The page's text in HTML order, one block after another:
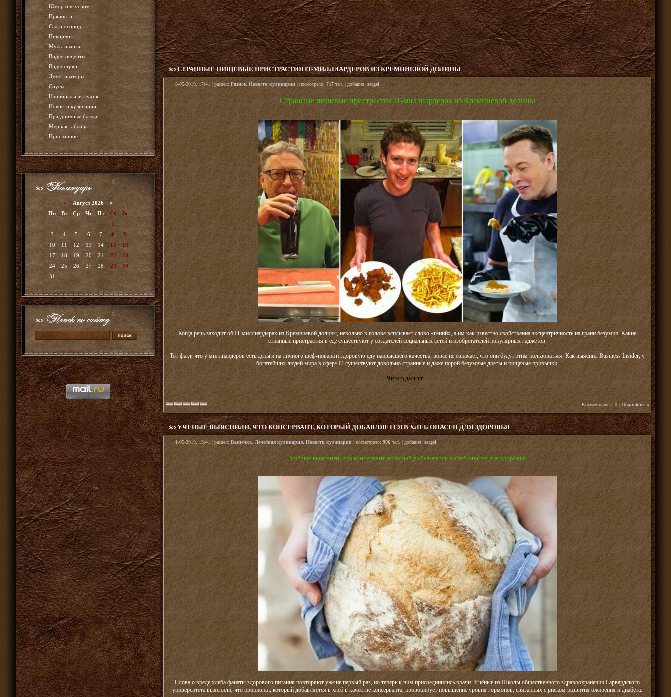
» Юмор о вкусном
» Пряности
» Сад и огород
» Пикничок
» Мультиварка
» Видео рецепты
» Видеостряп
» Демотиваторы
» Соусы
» Национальная кухня
» Новости кулинарии
» Праздничные блюда
» Мерная таблица
» Присланное
« Август 2026 »
Пн
Вт Ср Чт Пт Сб
Вс
1
2
3
4 5 6 7 8
9
10
11 12 13 14 15
16
17
18 19 20 21 22
23
24
25 26 27 28 29
30
31
СТРАННЫЕ ПИЩЕВЫЕ ПРИСТРАСТИЯ IT-МИЛЛИАРДЕРОВ ИЗ КРЕМНИЕВОЙ ДОЛИНЫ
3-05-2019, 17:41 | раздел: Разное, Новости кулинарии| посмотрело: 717чел. | добавил: sergei
Странные пищевые пристрастия IT-миллиардеров из Кремниевой долины
Когда речь заходит об IT-миллиардерах из Кремниевой долины, невольно в голове всплывает слово «гений», а им как известно свойственна эксцентричность на грани безумия. Какие
странные пристрастия в еде существуют у создателей социальных сетей и изобретателей популярных гаджетов.
Тот факт, что у миллиардеров есть деньги на личного шеф-повара и здоровую еду наивысшего качества, вовсе не означает, что они будут этим пользоваться. Как выяснил Business Insider, у
богатейших людей мира в сфере IT существуют довольно странные и даже порой безумные диеты и пищевые привычки.
Читать дальше...
Комментариев: 0 |Подробнее »
УЧЁНЫЕ ВЫЯСНИЛИ, ЧТО КОНСЕРВАНТ, КОТОРЫЙ ДОБАВЛЯЕТСЯ В ХЛЕБ ОПАСЕН ДЛЯ ЗДОРОВЬЯ
1-05-2019, 15:41 | раздел: Выпечка, Лечебная кулинария,Новости кулинарии| посмотрело: 996чел. | добавил:sergei
Учёные выяснили, что консервант, который добавляется в хлеб опасен для здоровья
Слова о вреде хлеба фанаты здорового питания повторяют уже не первый раз, но теперь к ним присоединились врачи. Учёные из Школы общественного здравоохранения Гарвардского
университета выяснили, что пропионат, который добавляется в хлеб в качестве консерванта, провоцирует повышение уровня гормонов, связанных с риском развития ожирения и диабета.